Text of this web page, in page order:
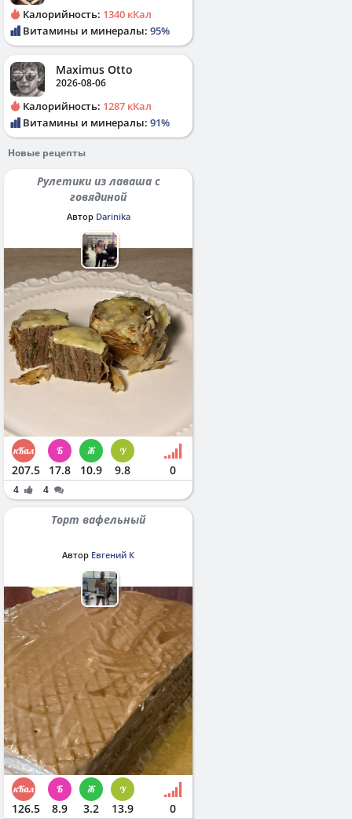
Калорийность: 1340 кКал
Витамины и минералы: 95%
Maximus Otto
2026-08-06
Калорийность: 1287 кКал
Витамины и минералы: 91%
Новые рецепты
Рулетики из лаваша с
говядиной
Автор Darinika
207.5 17.8 10.9 9.8 0
4 4
Торт вафельный
Автор Евгений К
126.5 8.9 3.2 13.9 0